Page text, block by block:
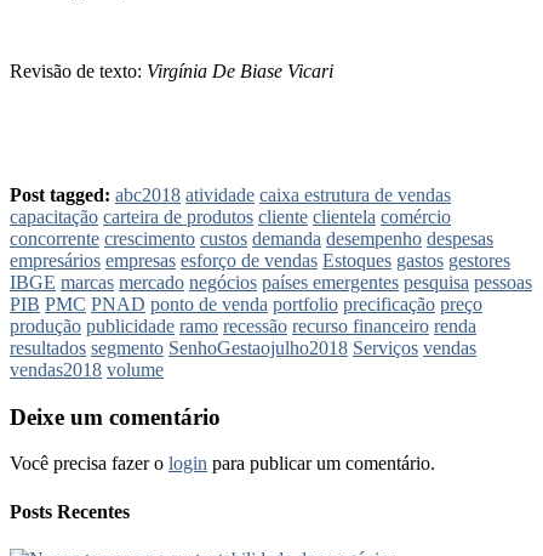
Revisão de texto: Virgínia De Biase Vicari
Post tagged: abc2018 atividade caixa estrutura de vendas
capacitação carteira de produtos cliente clientela comércio
concorrente crescimento custos demanda desempenho despesas
empresários empresas esforço de vendas Estoques gastos gestores
IBGE marcas mercado negócios países emergentes pesquisa pessoas
PIB PMC PNAD ponto de venda portfolio precificação preço
produção publicidade ramo recessão recurso financeiro renda
resultados segmento SenhoGestaojulho2018 Serviços vendas
vendas2018 volume
Deixe um comentário
Você precisa fazer o login para publicar um comentário.
Posts Recentes